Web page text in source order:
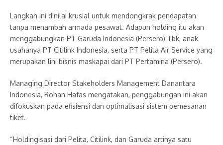
Langkah ini dinilai krusial untuk mendongkrak pendapatan
tanpa menambah armada pesawat. Adapun holding itu akan
menggabungkan PT Garuda Indonesia (Persero) Tbk, anak
usahanya PT Citilink Indonesia, serta PT Pelita Air Service yang
merupakan lini bisnis maskapai dari PT Pertamina (Persero).
Managing Director Stakeholders Management Danantara
Indonesia, Rohan Hafas mengatakan, penggabungan ini akan
difokuskan pada efisiensi dan optimalisasi sistem pemesanan
tiket.
“Holdingisasi dari Pelita, Citilink, dan Garuda artinya satu